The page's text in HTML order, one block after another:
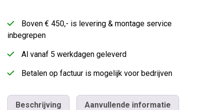
Boven € 450,- is levering & montage service
inbegrepen
Al vanaf 5 werkdagen geleverd
Betalen op factuur is mogelijk voor bedrijven
Beschrijving Aanvullende informatie